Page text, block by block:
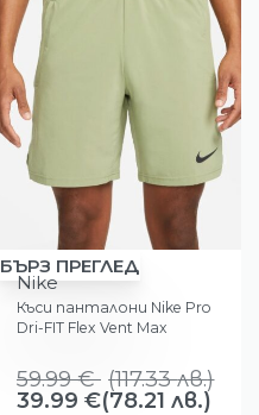
-33%
БЪРЗ ПРЕГЛЕД
Nike
Къси панталони Nike Pro
Dri-FIT Flex Vent Max
59.99€ (117.33лв.)
39.99 €(78.21 лв.)